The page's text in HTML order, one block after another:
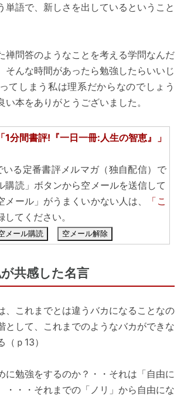
単語で、新しさを出しているということ
禅問答のようなことを考える学問なんだ
そんな時間があったら勉強したらいいじ
てしまう私は理系だからなのでしょう
い本をありがとうございました。
1分間書評!『一日一冊:人生の智恵』」
いる定番書評メルマガ（独自配信）で
購読」ボタンから空メールを送信して
メール」がうまくいかない人は、
「こ
してください。
メール購読 空メール解除
共感した名言
、これまでとは違うバカになることなの
として、これまでのようなバカができな
ｐ13）
に勉強をするのか？・・それは「自由に
・・・それまでの「ノリ」から自由にな